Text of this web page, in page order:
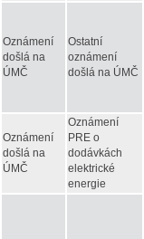
Oznámení
došlá na
ÚMČ
Ostatní
oznámení
došlá na ÚMČ
Oznámení
došlá na
ÚMČ
Oznámení
PRE o
dodávkách
elektrické
energie